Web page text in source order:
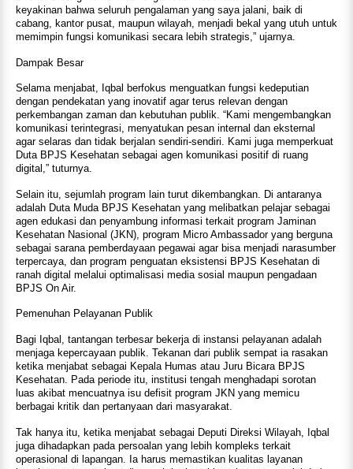
keyakinan bahwa seluruh pengalaman yang saya jalani, baik di
cabang, kantor pusat, maupun wilayah, menjadi bekal yang utuh untuk
memimpin fungsi komunikasi secara lebih strategis,” ujarnya.
Dampak Besar
Selama menjabat, Iqbal berfokus menguatkan fungsi kedeputian
dengan pendekatan yang inovatif agar terus relevan dengan
perkembangan zaman dan kebutuhan publik. “Kami mengembangkan
komunikasi terintegrasi, menyatukan pesan internal dan eksternal
agar selaras dan tidak berjalan sendiri-sendiri. Kami juga memperkuat
Duta BPJS Kesehatan sebagai agen komunikasi positif di ruang
digital,” tuturnya.
Selain itu, sejumlah program lain turut dikembangkan. Di antaranya
adalah Duta Muda BPJS Kesehatan yang melibatkan pelajar sebagai
agen edukasi dan penyambung informasi terkait program Jaminan
Kesehatan Nasional (JKN), program Micro Ambassador yang berguna
sebagai sarana pemberdayaan pegawai agar bisa menjadi narasumber
terpercaya, dan program penguatan eksistensi BPJS Kesehatan di
ranah digital melalui optimalisasi media sosial maupun pengadaan
BPJS On Air.
Pemenuhan Pelayanan Publik
Bagi Iqbal, tantangan terbesar bekerja di instansi pelayanan adalah
menjaga kepercayaan publik. Tekanan dari publik sempat ia rasakan
ketika menjabat sebagai Kepala Humas atau Juru Bicara BPJS
Kesehatan. Pada periode itu, institusi tengah menghadapi sorotan
luas akibat mencuatnya isu defisit program JKN yang memicu
berbagai kritik dan pertanyaan dari masyarakat.
Tak hanya itu, ketika menjabat sebagai Deputi Direksi Wilayah, Iqbal
juga dihadapkan pada persoalan yang lebih kompleks terkait
operasional di lapangan. Ia harus memastikan kualitas layanan